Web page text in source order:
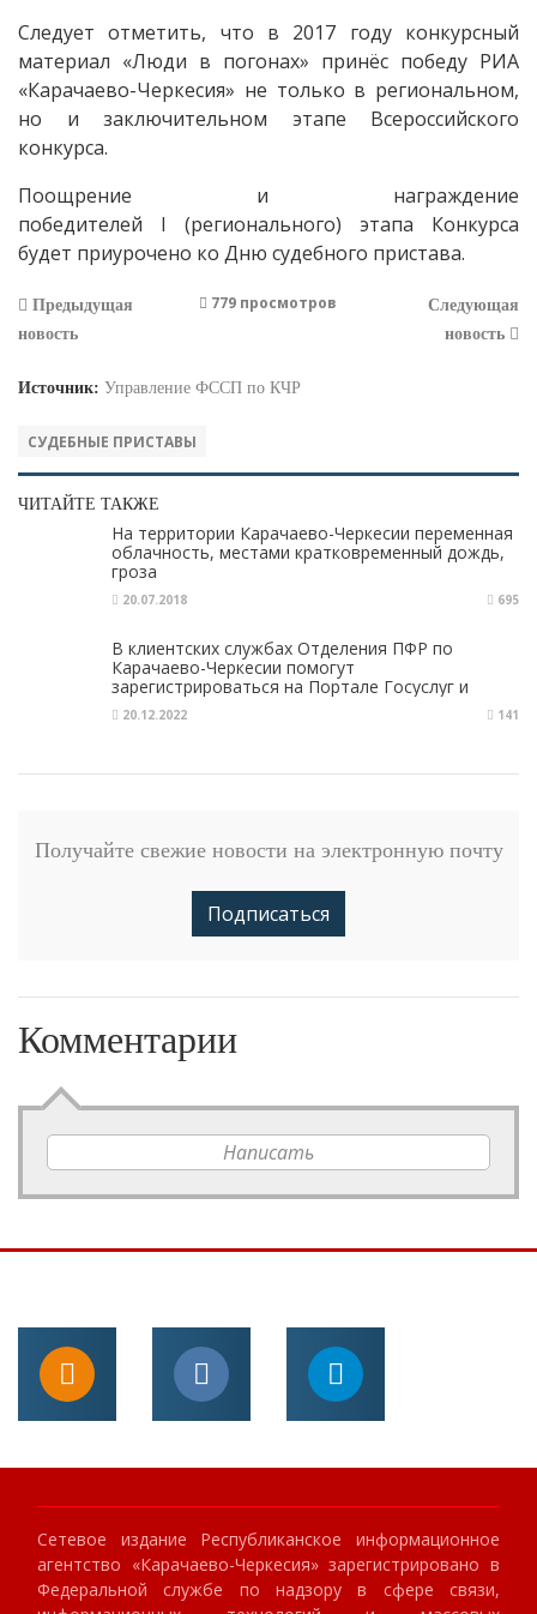
Следует отметить, что в 2017 году конкурсный
материал «Люди в погонах» принёс победу РИА
«Карачаево-Черкесия» не только в региональном,
но и заключительном этапе Всероссийского
конкурса.
Поощрение и награждение
победителей I (регионального) этапа Конкурса
будет приурочено ко Дню судебного пристава.
Предыдущая
новость
779 просмотров
Следующая
новость
Источник: Управление ФССП по КЧР
СУДЕБНЫЕ ПРИСТАВЫ
ЧИТАЙТЕ ТАКЖЕ
На территории Карачаево-Черкесии переменная
облачность, местами кратковременный дождь,
гроза
20.07.2018 695
В клиентских службах Отделения ПФР по
Карачаево-Черкесии помогут
зарегистрироваться на Портале Госуслуг и
подтвердить учетную запись
20.12.2022 141
Получайте свежие новости на электронную почту
Подписаться
Комментарии
Написать
Сетевое издание Республиканское информационное
агентство «Карачаево-Черкесия» зарегистрировано в
Федеральной службе по надзору в сфере связи,